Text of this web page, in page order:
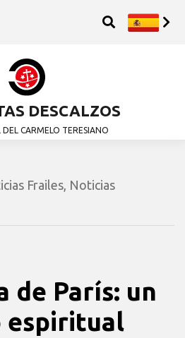
DESCALZOS
DEL CARMELO TERESIANO
Frailes Noticias
de París: un